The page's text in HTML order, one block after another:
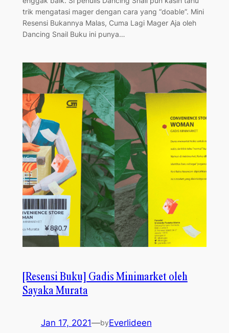
trik mengatasi mager dengan cara yang “doable”. Mini
Resensi Bukannya Malas, Cuma Lagi Mager Aja oleh
Dancing Snail Buku ini punya…
[Resensi Buku] Gadis Minimarket oleh
Sayaka Murata
Jan 17, 2021—byEverlideen